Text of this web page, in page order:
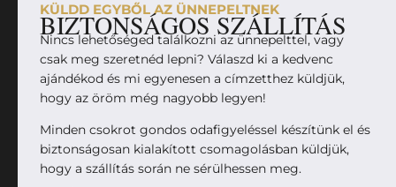
KÜLDD EGYBŐL AZ ÜNNEPELTNEK
BIZTONSÁGOS SZÁLLÍTÁS
Nincs lehetőséged találkozni az ünnepelttel, vagy
csak meg szeretnéd lepni? Válaszd ki a kedvenc
ajándékod és mi egyenesen a címzetthez küldjük,
hogy az öröm még nagyobb legyen!
Minden csokrot gondos odafigyeléssel készítünk el és
biztonságosan kialakított csomagolásban küldjük,
hogy a szállítás során ne sérülhessen meg.